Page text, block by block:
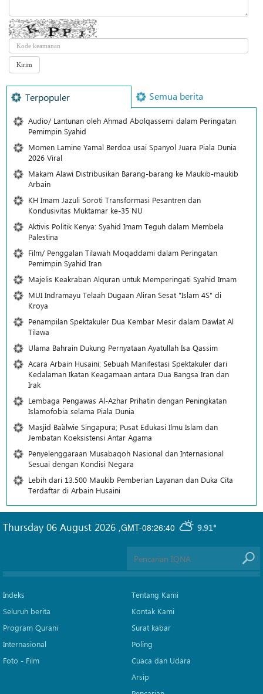
Terpopuler Semua berita
Audio/ Lantunan oleh Ahmad Abolqassemi dalam Peringatan
Pemimpin Syahid
Momen Lamine Yamal Berdoa usai Spanyol Juara Piala Dunia
2026 Viral
Makam Alawi Distribusikan Barang-barang ke Maukib-maukib
Arbain
KH Imam Jazuli Soroti Transformasi Pesantren dan
Kondusivitas Muktamar ke-35 NU
Aktivis Politik Kenya: Syahid Imam Teguh dalam Membela
Palestina
Film/ Penggalan Tilawah Moqaddami dalam Peringatan
Pemimpin Syahid Iran
Majelis Keakraban Alquran untuk Memperingati Syahid Imam
MUI Indramayu Telaah Dugaan Aliran Sesat "Islam 4S" di
Kroya
Penampilan Spektakuler Dua Kembar Mesir dalam Dawlat Al
Tilawa
Ulama Bahrain Dukung Pernyataan Ayatullah Isa Qassim
Acara Arbain Husaini: Sebuah Manifestasi Spektakuler dari
Kedalaman Ikatan Keagamaan antara Dua Bangsa Iran dan
Irak
Lembaga Pengawas Al-Azhar Prihatin dengan Peningkatan
Islamofobia selama Piala Dunia
Masjid Ba`alwie Singapura; Pusat Edukasi Ilmu Islam dan
Jembatan Koeksistensi Antar Agama
Penyelenggaraan Musabaqoh Nasional dan Internasional
Sesuai dengan Kondisi Negara
Lebih dari 13.500 Maukib Pemberian Layanan dan Duka Cita
Terdaftar di Arbain Husaini
GMT-08:26:40 9.91°
Thursday 06 August 2026 ,
Indeks
Seluruh berita
Program Qurani
Internasional
Foto - Film
Tentang Kami
Kontak Kami
Surat kabar
Poling
Cuaca dan Udara
Arsip